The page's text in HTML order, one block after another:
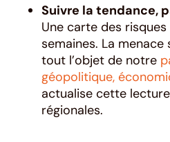
Suivre la tendance,
Une carte des
semaines. La
tout l’objet de notre
géopolitique,
actualise cette
régionales.